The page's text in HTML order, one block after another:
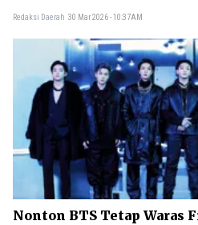
Redaksi Daerah 30 Mar 2026 - 10:37AM
Nonton BTS Tetap Waras